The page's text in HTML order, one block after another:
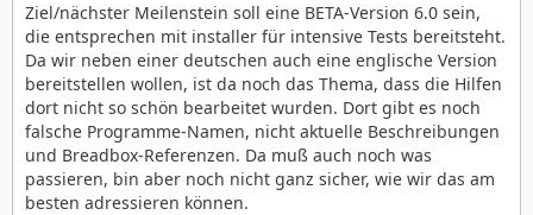
Ziel/nächster Meilenstein soll eine BETA-Version 6.0 sein,
die entsprechen mit installer für intensive Tests bereitsteht.
Da wir neben einer deutschen auch eine englische Version
bereitstellen wollen, ist da noch das Thema, dass die Hilfen
dort nicht so schön bearbeitet wurden. Dort gibt es noch
falsche Programme-Namen, nicht aktuelle Beschreibungen
und Breadbox-Referenzen. Da muß auch noch was
passieren, bin aber noch nicht ganz sicher, wie wir das am
besten adressieren können.